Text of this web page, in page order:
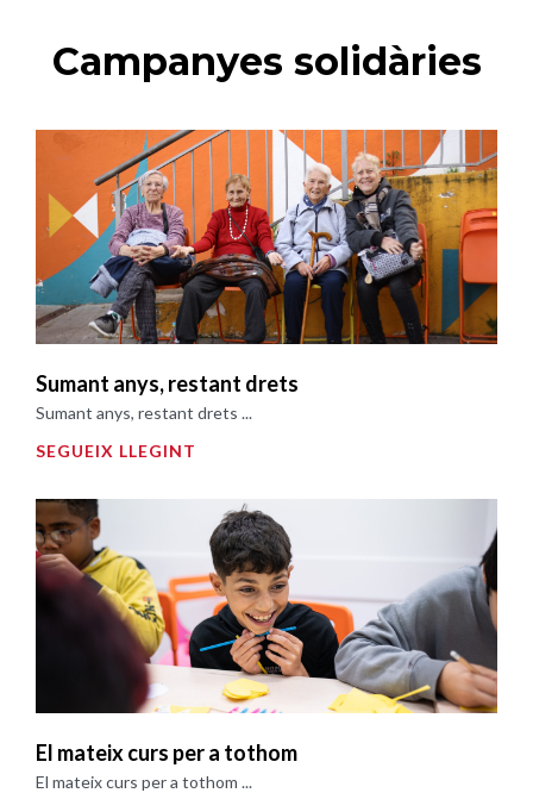
Campanyes solidàries
Sumant anys, restant drets
Sumant anys, restant drets ...
SEGUEIX LLEGINT
El mateix curs per a tothom
El mateix curs per a tothom ...